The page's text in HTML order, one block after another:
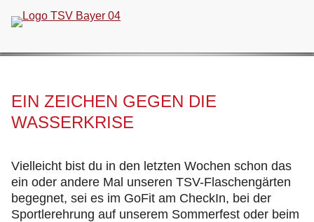
überspringen
EIN ZEICHEN GEGEN DIE
WASSERKRISE
Vielleicht bist du in den letzten Wochen schon das
ein oder andere Mal unseren TSV-Flaschengärten
begegnet, sei es im GoFit am CheckIn, bei der
Sportlerehrung auf unserem Sommerfest oder beim